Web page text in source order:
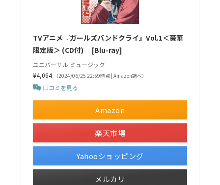
TVアニメ『ガールズバンドクライ』Vol.1＜豪華
限定版＞ (CD付) [Blu-ray]
ユニバーサル ミュージック
¥4,064 （2024/06/25 22:59時点 | Amazon調べ）
口コミを見る
Amazon
楽天市場
Yahooショッピング
メルカリ